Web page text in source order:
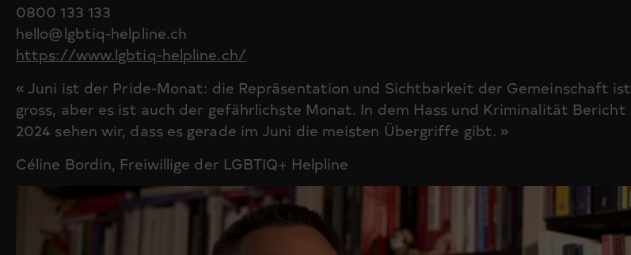
0800 133 133
hello@lgbtiq-helpline.ch
https://www.lgbtiq-helpline.ch/
« Juni ist der Pride-Monat: die Repräsentation und Sichtbarkeit der Gemeinschaft ist
gross, aber es ist auch der gefährlichste Monat. In dem Hass und Kriminalität Bericht
2024 sehen wir, dass es gerade im Juni die meisten Übergriffe gibt. »
Céline Bordin, Freiwillige der LGBTIQ+ Helpline